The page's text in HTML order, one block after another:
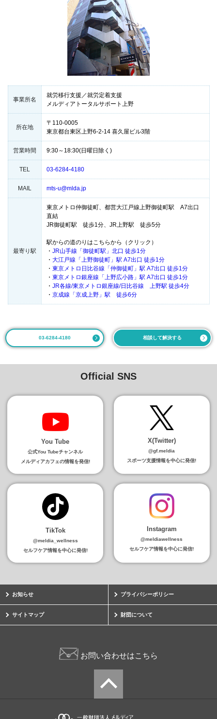
事業所名
就労移行支援／就労定着支援
メルディアトータルサポート上野
所在地
〒110-0005
東京都台東区上野6-2-14 喜久屋ビル3階
営業時間 9:30～18:30(日曜日除く)
TEL 03-6284-4180
MAIL mts-u@mlda.jp
最寄り駅
東京メトロ仲御徒町、都営大江戸線上野御徒町駅 A7出口
直結
JR御徒町駅 徒歩1分、JR上野駅 徒歩5分
駅からの道のりはこちらから（クリック）
・ JR山手線「御徒町駅」北口 徒歩1分
・ 大江戸線「上野御徒町」駅 A7出口 徒歩1分
・ 東京メトロ日比谷線「仲御徒町」駅 A7出口 徒歩1分
・ 東京メトロ銀座線「上野広小路」駅 A7出口 徒歩1分
・ JR各線/東京メトロ銀座線/日比谷線 上野駅 徒歩4分
・ 京成線「京成上野」駅 徒歩6分
03-6284-4180 相談して解決する
Official SNS
You Tube
公式You Tubeチャンネル
メルディアカフェの情報を発信!
X(Twitter)
@gf.meldia
スポーツ支援情報を中心に発信!
TikTok
@meldia_wellness
セルフケア情報を中心に発信!
Instagram
@meldiawellness
セルフケア情報を中心に発信!
お知らせ プライバシーポリシー
サイトマップ 財団について
お問い合わせはこちら